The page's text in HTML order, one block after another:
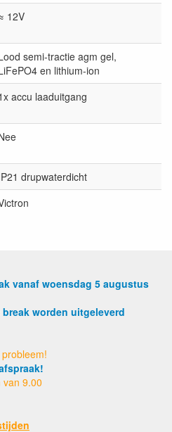
12V
semi-tractie agm gel,
en lithium-ion
accu laaduitgang
drupwaterdicht
vanaf woensdag 5 augustus
worden uitgeleverd
van 9.00